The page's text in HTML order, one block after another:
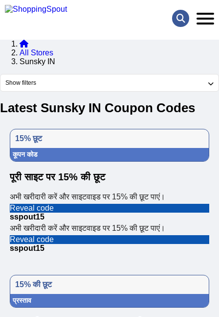
All Stores
Sunsky IN
Show filters
Latest Sunsky IN Coupon Codes
15% छूट
कूपन कोड
पूरी साइट पर 15% की छूट
अभी खरीदारी करें और साइटवाइड पर 15% की छूट पाएं।
Reveal code
sspout15
अभी खरीदारी करें और साइटवाइड पर 15% की छूट पाएं।
Reveal code
sspout15
15% की छूट
प्रस्ताव